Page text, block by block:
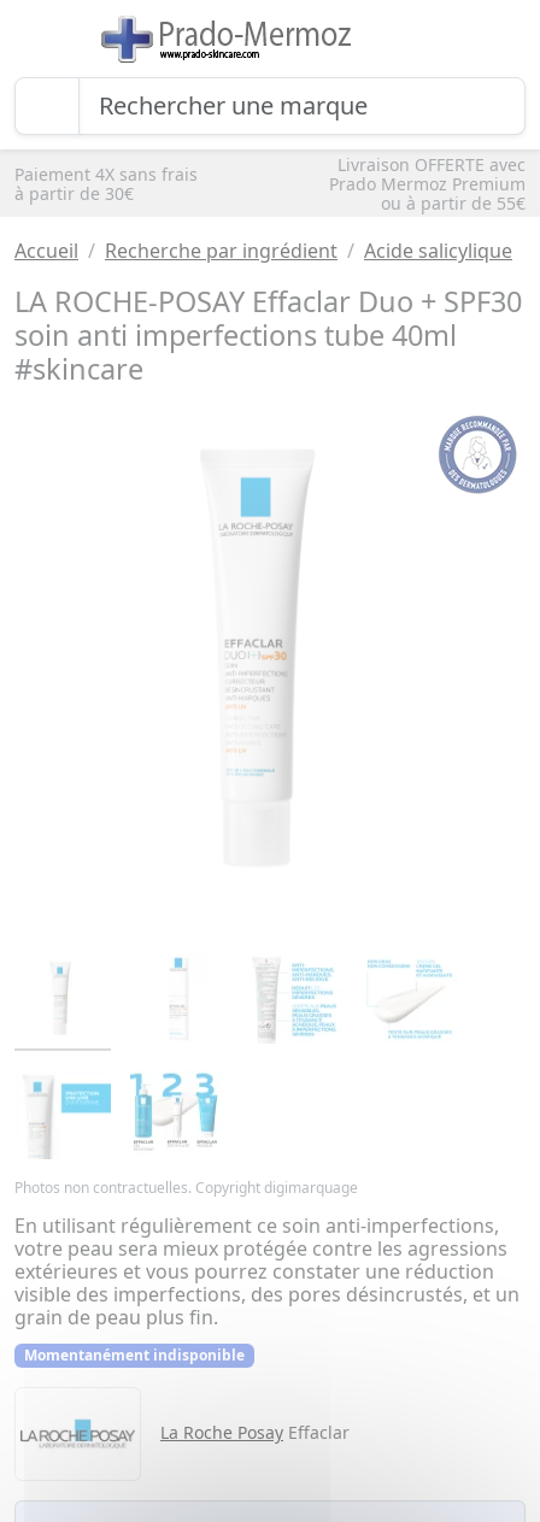
Paiement 4X sans frais
à partir de 30€
Livraison OFFERTE avec
Prado Mermoz Premium
ou à partir de 55€
Accueil Recherche par ingrédient Acide salicylique
LA ROCHE-POSAY Effaclar Duo + SPF30
soin anti imperfections tube 40ml
#skincare
Photos non contractuelles. Copyright digimarquage
En utilisant régulièrement ce soin anti-imperfections,
votre peau sera mieux protégée contre les agressions
extérieures et vous pourrez constater une réduction
visible des imperfections, des pores désincrustés, et un
grain de peau plus fin.
Momentanément indisponible
La Roche Posay Effaclar